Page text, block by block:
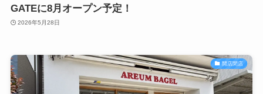
GATEに8月オープン予定！
2026年5月28日
開店閉店